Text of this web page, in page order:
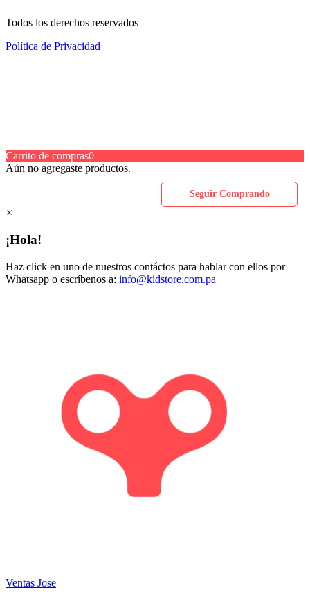
Todos los derechos reservados
Política de Privacidad
Carrito de compras0
Aún no agregaste productos.
Seguir Comprando
×
¡Hola!
Haz click en uno de nuestros contáctos para hablar con ellos por
Whatsapp o escríbenos a: info@kidstore.com.pa
Ventas Jose